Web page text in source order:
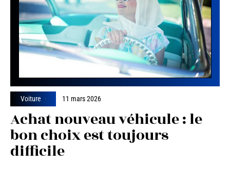
Voiture 11 mars 2026
Achat nouveau véhicule : le
bon choix est toujours
difficile